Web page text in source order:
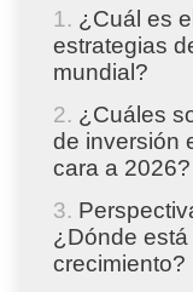
¿Cuál es
estrategias
mundial?
¿Cuáles
de inversión
cara a 2026?
¿Dónde
crecimiento?